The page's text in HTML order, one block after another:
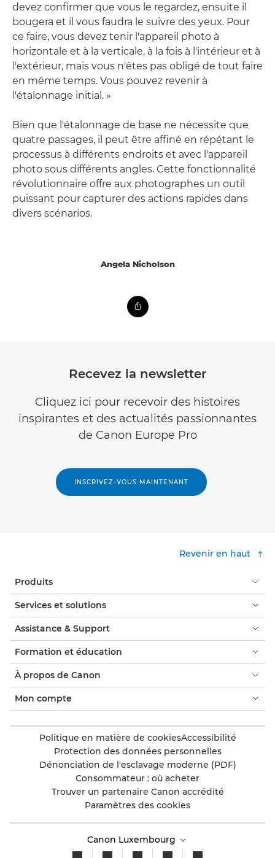
devez confirmer que vous le regardez, ensuite il
bougera et il vous faudra le suivre des yeux. Pour
ce faire, vous devez tenir l'appareil photo à
horizontale et à la verticale, à la fois à l'intérieur et à
l'extérieur, mais vous n'êtes pas obligé de tout faire
en même temps. Vous pouvez revenir à
l'étalonnage initial. »
Bien que l'étalonnage de base ne nécessite que
quatre passages, il peut être affiné en répétant le
processus à différents endroits et avec l'appareil
photo sous différents angles. Cette fonctionnalité
révolutionnaire offre aux photographes un outil
puissant pour capturer des actions rapides dans
divers scénarios.
Angela Nicholson
Recevez la newsletter
Cliquez ici pour recevoir des histoires
inspirantes et des actualités passionnantes
de Canon Europe Pro
INSCRIVEZ-VOUS MAINTENANT
Revenir en haut
Produits
Services et solutions
Assistance & Support
Formation et éducation
À propos de Canon
Mon compte
Politique en matière de cookiesAccessibilité
Protection des données personnelles
Dénonciation de l'esclavage moderne (PDF)
Consommateur : où acheter
Trouver un partenaire Canon accrédité
Paramètres des cookies
Canon Luxembourg